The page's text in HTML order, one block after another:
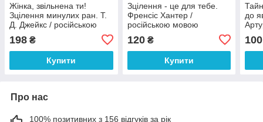
Жінка, звільнена ти!
Зцілення минулих ран. Т.
Д. Джейкс / російською
198 ₴
Купити
Зцілення - це для тебе.
Френсіс Хантер /
російською мовою
120₴
Купити
до
100
Про нас
100% позитивних з 156 відгуків за рік